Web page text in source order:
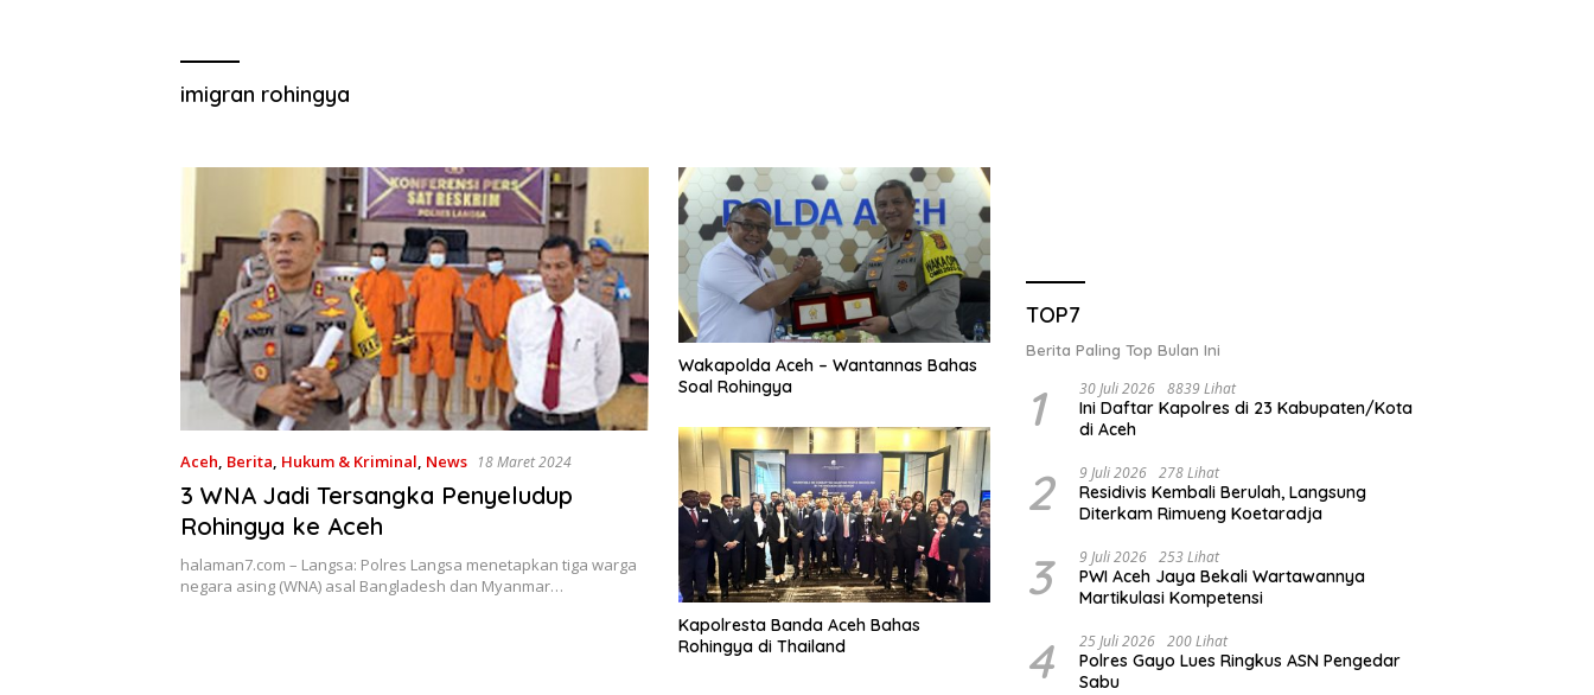
imigran rohingya
Aceh, Berita, Hukum & Kriminal, News 18 Maret 2024
3 WNA Jadi Tersangka Penyeludup
Rohingya ke Aceh
halaman7.com – Langsa: Polres Langsa menetapkan tiga warga
negara asing (WNA) asal Bangladesh dan Myanmar…
Wakapolda Aceh – Wantannas Bahas
Soal Rohingya
Kapolresta Banda Aceh Bahas
Rohingya di Thailand
TOP7
Berita Paling Top Bulan Ini
1 30 Juli 2026 8839 Lihat
Ini Daftar Kapolres di 23 Kabupaten/Kota
di Aceh
2 9 Juli 2026 278 Lihat
Residivis Kembali Berulah, Langsung
Diterkam Rimueng Koetaradja
3 9 Juli 2026 253 Lihat
PWI Aceh Jaya Bekali Wartawannya
Martikulasi Kompetensi
4 25 Juli 2026 200 Lihat
Polres Gayo Lues Ringkus ASN Pengedar
Sabu